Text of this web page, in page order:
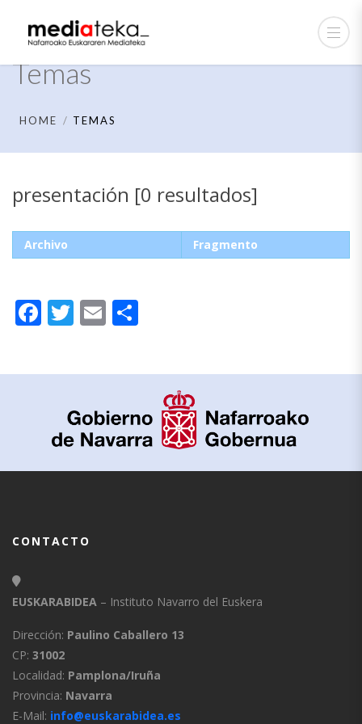
Temas
HOME TEMAS
presentación [0 resultados]
Archivo Fragmento
Facebook
Twitter
Email
CONTACTO
EUSKARABIDEA – Instituto Navarro del Euskera
Dirección: Paulino Caballero 13
CP: 31002
Localidad: Pamplona/Iruña
Provincia: Navarra
E-Mail: info@euskarabidea.es